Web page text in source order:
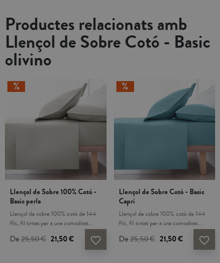
Productes relacionats amb
Llençol de Sobre Cotó - Basic
olivino
favorite_border
Llençol de Sobre 100% Cotó -
Basic perla
Llençol de sobre 100% cotó de 144
fils, fil tintat per a una comoditat
rentat. No s' inclou llençol de sota ni
fundes de coixí. El teixit de cotó és
De25,50 € 21,50 € favorite_border
Llençol de Sobre Cotó - Basic
Capri
Llençol de sobre 100% cotó de 144
fils, fil tintat per a una comoditat
rentat. No s' inclou llençol de sota ni
fundes de coixí. El teixit de cotó és
De25,50 € 21,50 €